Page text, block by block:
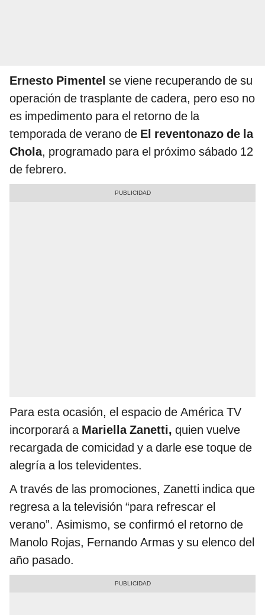
Ernesto Pimentel se viene recuperando de su
operación de trasplante de cadera, pero eso no
es impedimento para el retorno de la
temporada de verano de El reventonazo de la
Chola, programado para el próximo sábado 12
de febrero.
Para esta ocasión, el espacio de América TV
incorporará a Mariella Zanetti, quien vuelve
recargada de comicidad y a darle ese toque de
alegría a los televidentes.
A través de las promociones, Zanetti indica que
regresa a la televisión “para refrescar el
verano”. Asimismo, se confirmó el retorno de
Manolo Rojas, Fernando Armas y su elenco del
año pasado.